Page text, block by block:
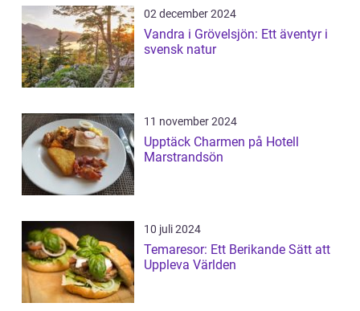
02 december 2024
Vandra i Grövelsjön: Ett äventyr i
svensk natur
11 november 2024
Upptäck Charmen på Hotell
Marstrandsön
10 juli 2024
Temaresor: Ett Berikande Sätt att
Uppleva Världen